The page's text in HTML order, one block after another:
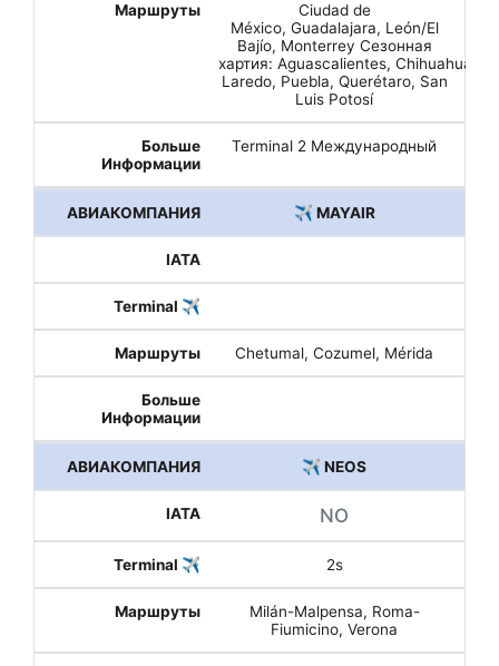
Ciudad de
México, Guadalajara, León/El
Bajío, Monterrey Сезонная
хартия: Aguascalientes, Chihuahua,
Laredo, Puebla, Querétaro, San
Luis Potosí
Terminal 2 Международный
✈️ MAYAIR
Chetumal, Cozumel, Mérida
✈️ NEOS
NO
2s
Milán-Malpensa, Roma-
Fiumicino, Verona